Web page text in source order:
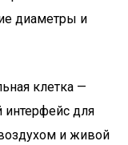
диаметры и
клетка —
интерфейс для
и живой